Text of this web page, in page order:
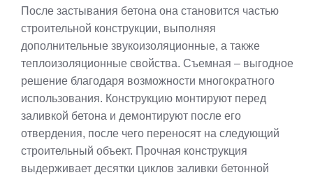
После застывания бетона она становится частью
строительной конструкции, выполняя
дополнительные звукоизоляционные, а также
теплоизоляционные свойства. Съемная – выгодное
решение благодаря возможности многократного
использования. Конструкцию монтируют перед
заливкой бетона и демонтируют после его
отвердения, после чего переносят на следующий
строительный объект. Прочная конструкция
выдерживает десятки циклов заливки бетонной